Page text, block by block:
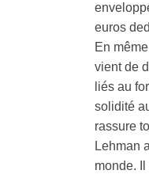
euros
En
vient de
liés au
solidité
rassure
Lehman
monde. Il